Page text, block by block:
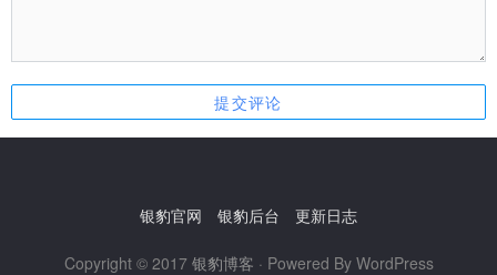
银豹官网 银豹后台 更新日志
Copyright © 2017 银豹博客 · Powered By WordPress